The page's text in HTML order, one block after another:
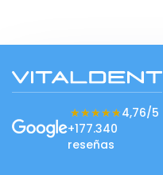
★★★★★
★★★★★4,76/5
+177.340
reseñas